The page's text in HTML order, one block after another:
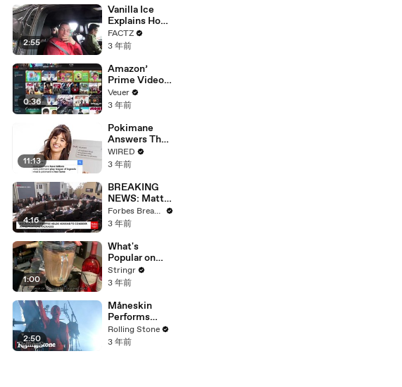
Potential
Merger
2:55
Vanilla Ice
Explains How
the 90’s
Shaped
FACTZ
3 年前
0:36
Amazon’
Prime Video
Will Show
Commercials
Year
Veuer
3 年前
11:13
Pokimane
Answers The
Web's Most
Searched
WIRED
3 年前
4:16
BREAKING
NEWS: Matt
Gaetz Tells
House
'I'm Not Going
To Vote For A
Continuing
Resolution'
Forbes Breaking News
3 年前
1:00
What's
Popular on
Uber Eats?
Stringr
3 年前
2:50
Måneskin
Performs
"HONEY" at
MSG
Rolling Stone
3 年前